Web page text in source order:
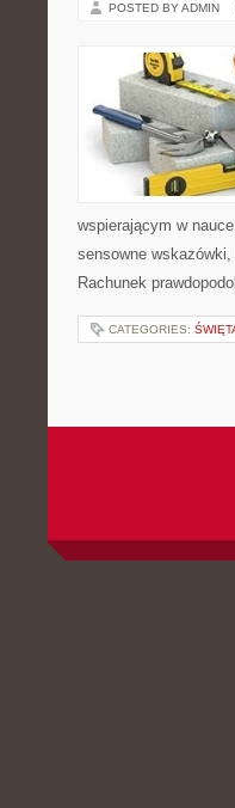
POSTED BY ADMIN
wspierającym w
sensowne
Rachunek
CATEGORIES: